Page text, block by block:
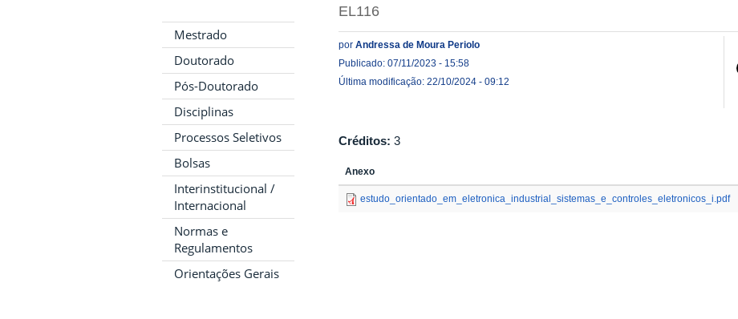
Mestrado
Doutorado
Pós-Doutorado
Disciplinas
Processos Seletivos
Bolsas
Interinstitucional /
Internacional
Normas e
Regulamentos
Orientações Gerais
EL116
por Andressa de Moura Periolo
Publicado: 07/11/2023 - 15:58
Última modificação: 22/10/2024 - 09:12
Créditos: 3
Anexo
estudo_orientado_em_eletronica_industrial_sistemas_e_controles_eletronicos_i.pdf